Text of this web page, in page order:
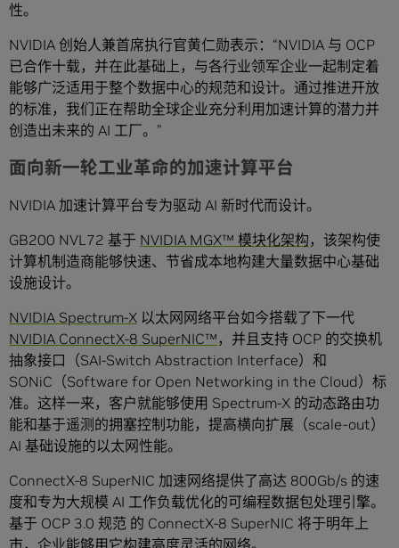
性。
NVIDIA 创始人兼首席执行官黄仁勋表示：“NVIDIA 与 OCP
已合作十载，并在此基础上，与各行业领军企业一起制定着
能够广泛适用于整个数据中心的规范和设计。通过推进开放
的标准，我们正在帮助全球企业充分利用加速计算的潜力并
创造出未来的 AI 工厂。”
面向新一轮工业革命的加速计算平台
NVIDIA 加速计算平台专为驱动 AI 新时代而设计。
GB200 NVL72 基于 NVIDIA MGX™ 模块化架构，该架构使
计算机制造商能够快速、节省成本地构建大量数据中心基础
设施设计。
NVIDIA Spectrum-X 以太网网络平台如今搭载了下一代
NVIDIA ConnectX-8 SuperNIC™，并且支持 OCP 的交换机
抽象接口（SAI-Switch Abstraction Interface）和
SONiC（Software for Open Networking in the Cloud）标
准。这样一来，客户就能够使用 Spectrum-X 的动态路由功
能和基于遥测的拥塞控制功能，提高横向扩展（scale-out）
AI 基础设施的以太网性能。
ConnectX-8 SuperNIC 加速网络提供了高达 800Gb/s 的速
度和专为大规模 AI 工作负载优化的可编程数据包处理引擎。
基于 OCP 3.0 规范 的 ConnectX-8 SuperNIC 将于明年上